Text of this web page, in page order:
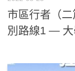
市區行者（
別路線1 — 大